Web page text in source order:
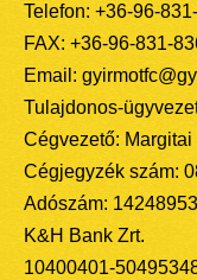
Telefon: +36-96-
FAX: +36-96-831-
Email:
Tulajdonos-
Cégvezető:
Cégjegyzék szám:
Adószám:
K&H Bank Zrt.
10400401-